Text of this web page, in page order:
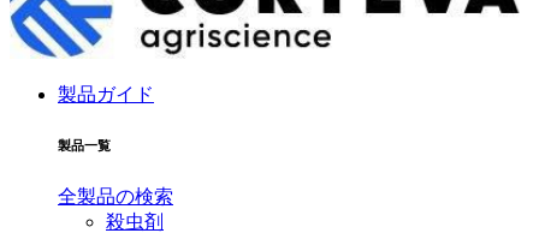
製品ガイド
製品一覧
全製品の検索
殺虫剤